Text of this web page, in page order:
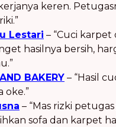
keren.
Lestari – “Cuci karpet
hasilnya bersih,
BAKERY – “Hasil
oke.”
– “Mas rizki
sofa dan karpet